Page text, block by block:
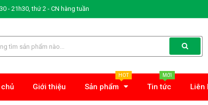
- 21h30, thứ 2 - CN hàng tuần
Giới thiệu Sản phẩm
HOT
Tin tức
MỚI
Liên